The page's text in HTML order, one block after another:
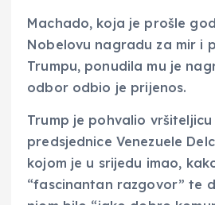
Machado, koja je prošle
Nobelovu nagradu za mir i
Trumpu, ponudila mu je
odbor odbio je prijenos.
Trump je pohvalio
predsjednice Venezuele
kojom je u srijedu imao,
“fascinantan razgovor” te